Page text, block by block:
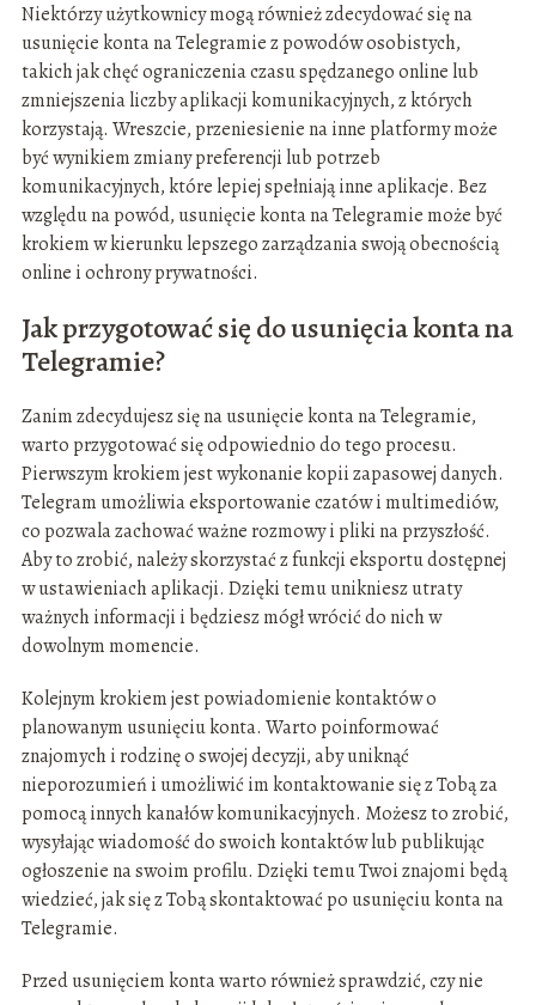
Niektórzy użytkownicy mogą również zdecydować się na
usunięcie konta na Telegramie z powodów osobistych,
takich jak chęć ograniczenia czasu spędzanego online lub
zmniejszenia liczby aplikacji komunikacyjnych, z których
korzystają. Wreszcie, przeniesienie na inne platformy może
być wynikiem zmiany preferencji lub potrzeb
komunikacyjnych, które lepiej spełniają inne aplikacje. Bez
względu na powód, usunięcie konta na Telegramie może być
krokiem w kierunku lepszego zarządzania swoją obecnością
online i ochrony prywatności.
Jak przygotować się do usunięcia konta na
Telegramie?
Zanim zdecydujesz się na usunięcie konta na Telegramie,
warto przygotować się odpowiednio do tego procesu.
Pierwszym krokiem jest wykonanie kopii zapasowej danych.
Telegram umożliwia eksportowanie czatów i multimediów,
co pozwala zachować ważne rozmowy i pliki na przyszłość.
Aby to zrobić, należy skorzystać z funkcji eksportu dostępnej
w ustawieniach aplikacji. Dzięki temu unikniesz utraty
ważnych informacji i będziesz mógł wrócić do nich w
dowolnym momencie.
Kolejnym krokiem jest powiadomienie kontaktów o
planowanym usunięciu konta. Warto poinformować
znajomych i rodzinę o swojej decyzji, aby uniknąć
nieporozumień i umożliwić im kontaktowanie się z Tobą za
pomocą innych kanałów komunikacyjnych. Możesz to zrobić,
wysyłając wiadomość do swoich kontaktów lub publikując
ogłoszenie na swoim profilu. Dzięki temu Twoi znajomi będą
wiedzieć, jak się z Tobą skontaktować po usunięciu konta na
Telegramie.
Przed usunięciem konta warto również sprawdzić, czy nie